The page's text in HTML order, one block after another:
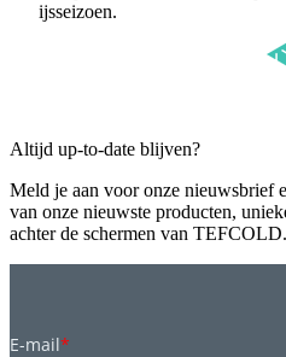
ijsseizoen.
Altijd up-to-date blijven?
Meld je aan voor onze nieuwsbrief
van onze nieuwste producten,
achter de schermen van TEFCOLD.
E-mail*